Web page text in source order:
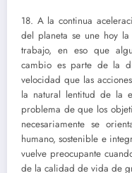
18. A la continua
del planeta se une hoy
trabajo, en eso que
cambio es parte de la
velocidad que las
la natural lentitud de la
problema de que los
necesariamente se
humano, sostenible e
vuelve preocupante
de la calidad de vida de